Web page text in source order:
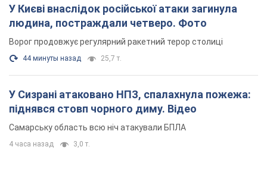
У Києві внаслідок російської атаки загинула
людина, постраждали четверо. Фото
Ворог продовжує регулярний ракетний терор столиці
44 минуты назад 25,7 т.
У Сизрані атаковано НПЗ, спалахнула пожежа:
піднявся стовп чорного диму. Відео
Самарську область всю ніч атакували БПЛА
4 часа назад 3,0 т.